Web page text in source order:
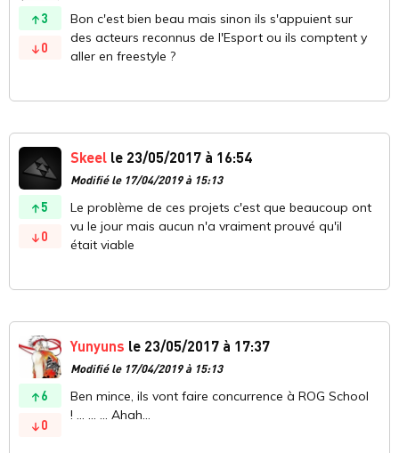
3
0
Bon c'est bien beau mais sinon ils s'appuient sur
des acteurs reconnus de l'Esport ou ils comptent y
aller en freestyle ?
5
0
Skeel le 23/05/2017 à 16:54
Modifié le 17/04/2019 à 15:13
Le problème de ces projets c'est que beaucoup ont
vu le jour mais aucun n'a vraiment prouvé qu'il
était viable
6
0
Yunyuns le 23/05/2017 à 17:37
Modifié le 17/04/2019 à 15:13
Ben mince, ils vont faire concurrence à ROG School
! ... ... ... Ahah...